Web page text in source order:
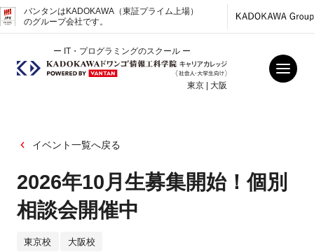
バンタンはKADOKAWA（東証プライム上場）
のグループ会社です。
ー IT・プログラミングのスクール ー
東京 | 大阪
イベント一覧へ戻る
2026年10月生募集開始！個別
相談会開催中
東京校 大阪校